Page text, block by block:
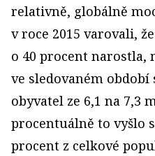
relativně, globálně
v roce 2015 varovali,
o 40 procent narostla,
ve sledovaném
obyvatel ze 6,1 na 7,3
procentuálně to vyšlo
procent z celkové